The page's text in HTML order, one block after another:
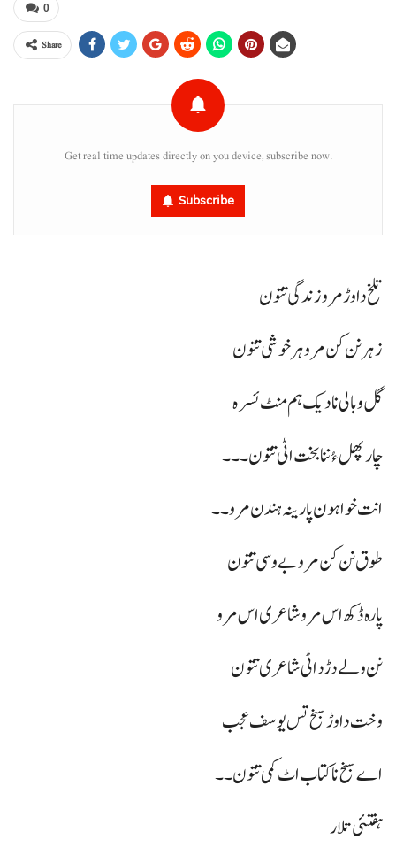
0
Share
Get real time updates directly on you device, subscribe now.
Subscribe
تلخ دا وڑ مرو زندگی تتون
زہر نن کن مرو ہر خوشی تتون
گل و بالی نا دیک ہم منٹ ئسرہ
چار پھل ءُ ننا بخت اٹی تتون۔۔۔
انت خواہون پارینہ ہندن مرو۔۔
طوق نن کن مرو بے وسی تتون
پارہ ڈکھ اس مرو شاعری اس مرو
نن ولے دڑد اٹی شاعری تتون
وخت دا وڑ سبخ تس یوسف عجب
اے سبخ نا کتاب اٹ کمی تتون۔۔
ہفتئی تلار